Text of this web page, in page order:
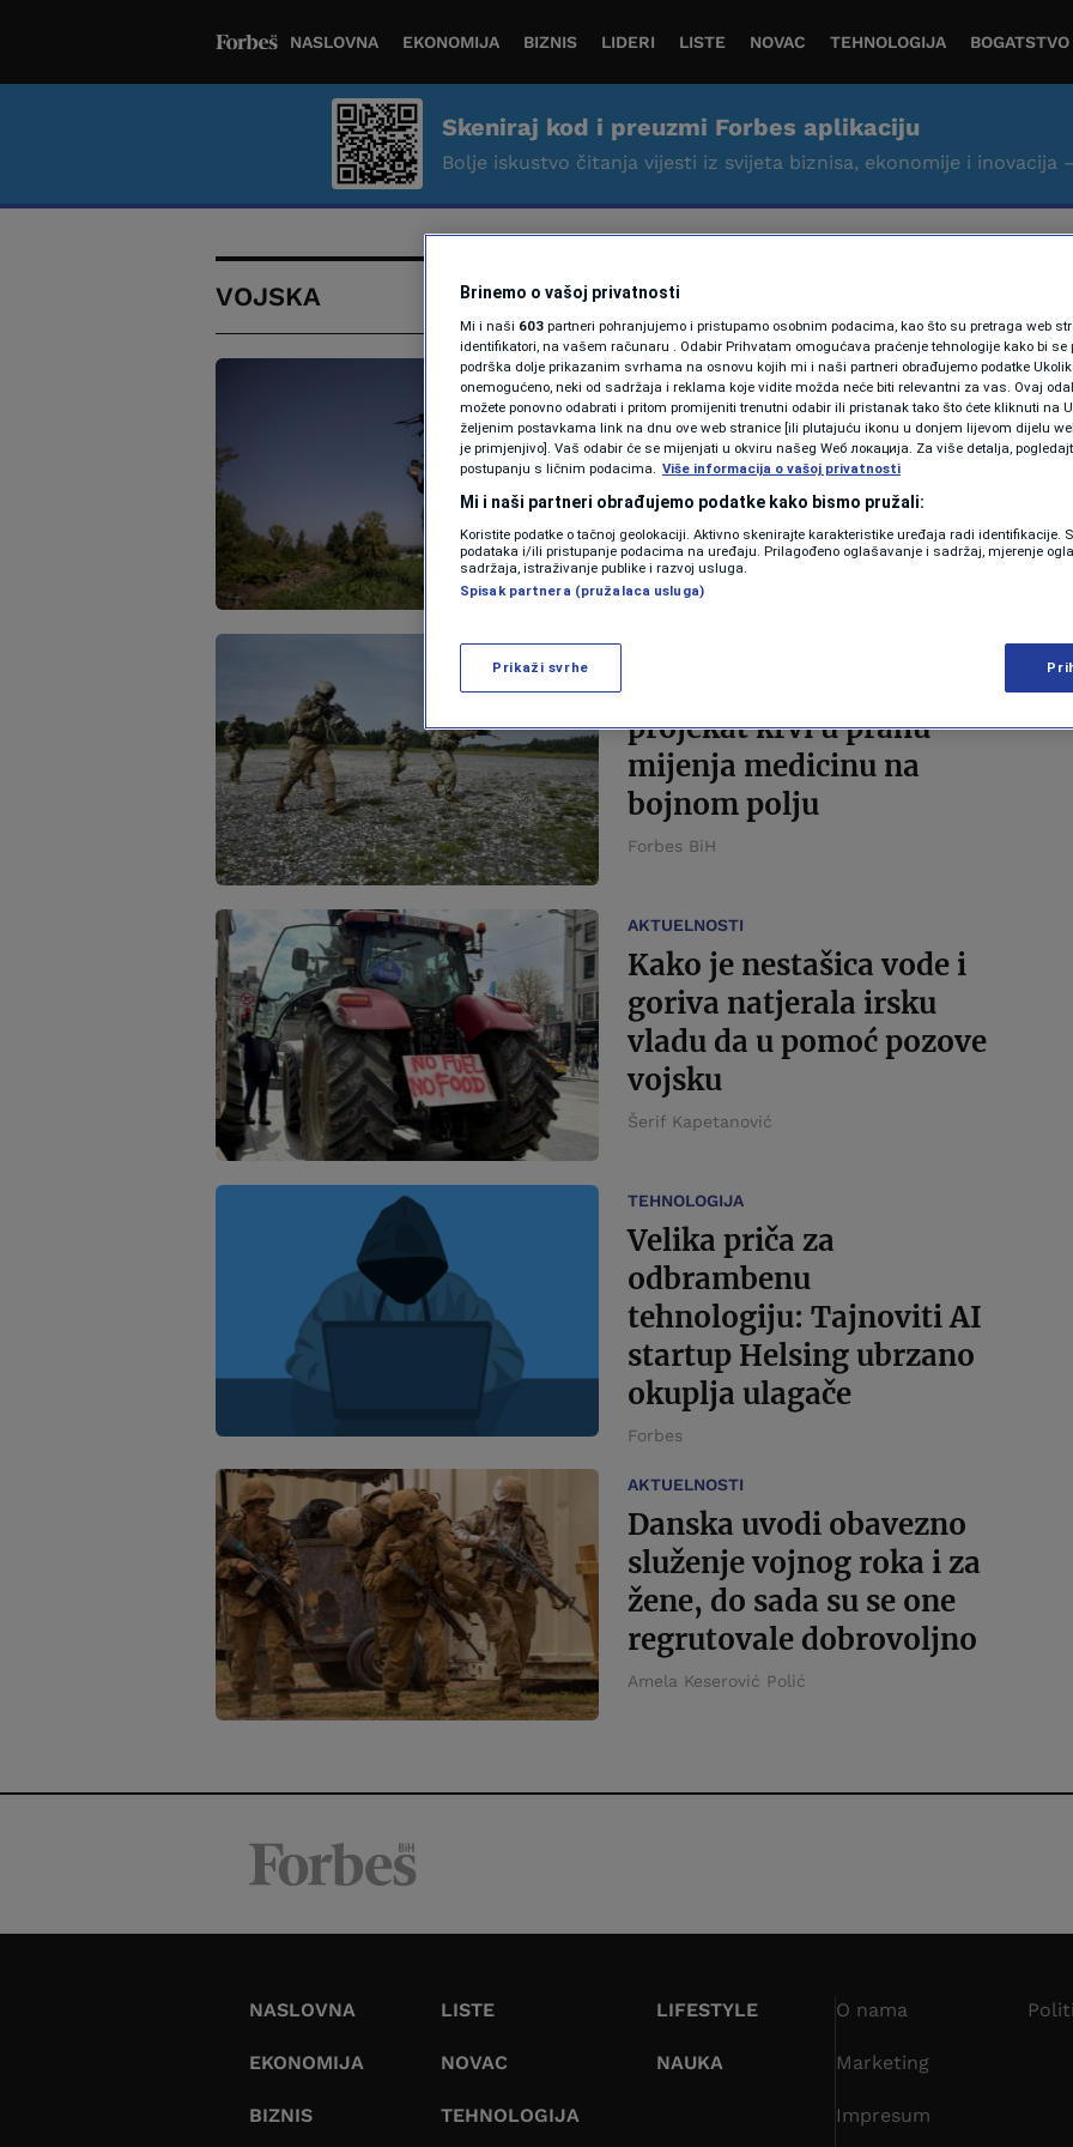
NASLOVNA EKONOMIJA BIZNIS LIDERI LISTE NOVAC TEHNOLOGIJA BOGATSTVO
Skeniraj kod i preuzmi Forbes aplikaciju
Bolje iskustvo čitanja vijesti iz svijeta biznisa, ekonomije i inovacija
VOJSKA
AKTUELNOSTI
Velika Britanija
predstavila vojnu
reformu vrijednu 15
milijardi funti
Forbes BiH
projekat krvi u prahu
mijenja medicinu na
bojnom polju
Forbes BiH
AKTUELNOSTI
Kako je nestašica vode i
goriva natjerala irsku
vladu da u pomoć pozove
vojsku
Šerif Kapetanović
TEHNOLOGIJA
Velika priča za
odbrambenu
tehnologiju: Tajnoviti AI
startup Helsing ubrzano
okuplja ulagače
Forbes
AKTUELNOSTI
Danska uvodi obavezno
služenje vojnog roka i za
žene, do sada su se one
regrutovale dobrovoljno
Amela Keserović Polić
NASLOVNA
EKONOMIJA
BIZNIS
LISTE
NOVAC
TEHNOLOGIJA
LIFESTYLE
NAUKA
O nama
Marketing
Impresum
Brinemo o vašoj privatnosti
Mi i naši 603 partneri pohranjujemo i pristupamo osobnim podacima, kao što su pretraga web
identifikatori, na vašem računaru . Odabir Prihvatam omogućava praćenje tehnologije kako bi se
podrška dolje prikazanim svrhama na osnovu kojih mi i naši partneri obrađujemo podatke
onemogućeno, neki od sadržaja i reklama koje vidite možda neće biti relevantni za vas. Ovaj
možete ponovno odabrati i pritom promijeniti trenutni odabir ili pristanak tako što ćete kliknuti na
željenim postavkama link na dnu ove web stranice [ili plutajuću ikonu u donjem lijevom dijelu
je primjenjivo]. Vaš odabir će se mijenjati u okviru našeg Wеб локација. Za više detalja,
postupanju s ličnim podacima. Više informacija o vašoj privatnosti
Mi i naši partneri obrađujemo podatke kako bismo pružali:
Koristite podatke o tačnoj geolokaciji. Aktivno skenirajte karakteristike uređaja radi identifikacije.
podataka i/ili pristupanje podacima na uređaju. Prilagođeno oglašavanje i sadržaj, mjerenje
sadržaja, istraživanje publike i razvoj usluga.
Spisak partnera (pružalaca usluga)
Prikaži svrhe